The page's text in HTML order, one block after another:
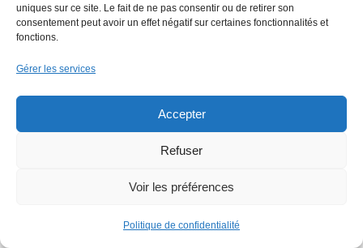
uniques sur ce site. Le fait de ne pas consentir ou de retirer son
consentement peut avoir un effet négatif sur certaines fonctionnalités et
fonctions.
Gérer les services
Accepter
Refuser
Voir les préférences
Politique de confidentialité
La Mer Salée, maison
relocalise sa
production en France à